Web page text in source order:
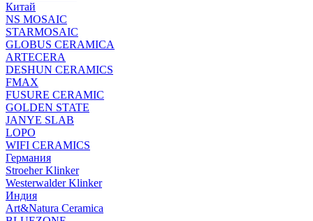
Китай
NS MOSAIC
STARMOSAIC
GLOBUS CERAMICA
ARTECERA
DESHUN CERAMICS
FMAX
FUSURE CERAMIC
GOLDEN STATE
JANYE SLAB
LOPO
WIFI CERAMICS
Германия
Stroeher Klinker
Westerwalder Klinker
Индия
Art&Natura Ceramica